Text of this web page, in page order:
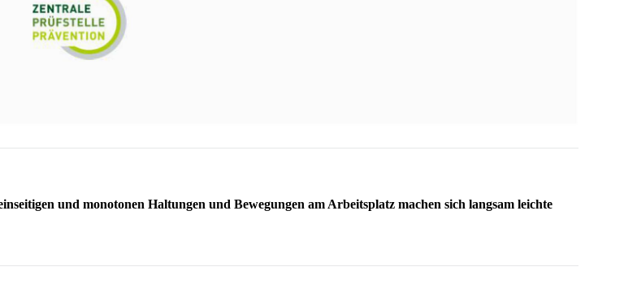
und monotonen Haltungen und Bewegungen am Arbeitsplatz machen sich langsam leichte